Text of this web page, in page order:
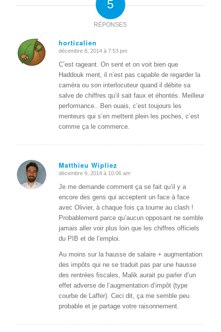
5
RÉPONSES
horticalien
dit
:
décembre 8, 2014 à 7:53 pm
C’est rageant. On sent et on voit bien que
Haddouk ment, il n’est pas capable de regarder la
caméra ou son interlocuteur quand il débite sa
salve de chiffres qu’il sait faux et éhontés. Meilleur
performance.. Ben ouais, c’est toujours les
menteurs qui s’en mettent plein les poches, c’est
comme ça le commerce.
Matthieu Wipliez
dit
:
décembre 9, 2014 à 10:06 am
Je me demande comment ça se fait qu’il y a
encore des gens qui acceptent un face à face
avec Olivier, à chaque fois ça tourne au clash !
Probablement parce qu’aucun opposant ne semble
jamais aller voir plus loin que les chiffres officiels
du PIB et de l’emploi.
Au moins sur la hausse de salaire + augmentation
des impôts qui ne se traduit pas par une hausse
des rentrées fiscales, Malik aurait pu parler d’un
effet adverse de l’augmentation d’impôt (type
courbe de Laffer). Ceci dit, ça me semble peu
probable et je partage votre raisonnement.